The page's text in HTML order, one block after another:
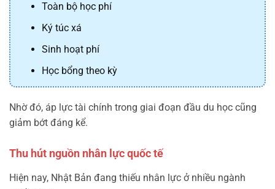
Toàn bộ học phí
Ký túc xá
Sinh hoạt phí
Học bổng theo kỳ
Nhờ đó, áp lực tài chính trong giai đoạn đầu du học cũng
giảm bớt đáng kể.
Thu hút nguồn nhân lực quốc tế
Hiện nay, Nhật Bản đang thiếu nhân lực ở nhiều ngành